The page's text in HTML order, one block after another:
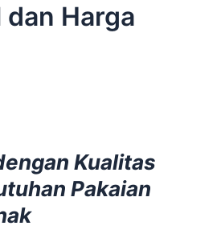
Harga
Kualitas
Pakaian